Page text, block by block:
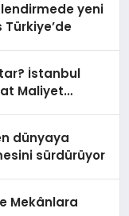
yeni
İstanbul
Maliyet
dünyaya
sürdürüyor
Mekânlara